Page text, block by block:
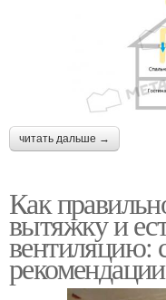
читать дальше →
Как
вытяжку и
вентиляцию:
рекомендации